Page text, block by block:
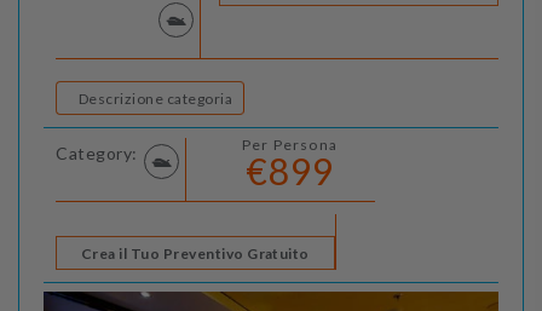
Descrizione categoria
Category: Per Persona
€899
Crea il Tuo Preventivo Gratuito